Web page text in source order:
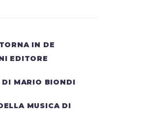
IN DE
EDITORE
DI MARIO BIONDI
MUSICA DI